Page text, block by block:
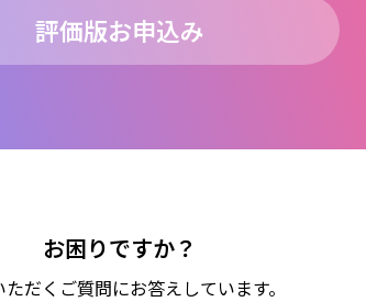
評価版お申込み
お困りですか？
ただくご質問にお答えしています。